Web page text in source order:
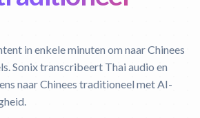
in enkele minuten om naar Chinees
Sonix transcribeert Thai audio en
naar Chinees traditioneel met AI-